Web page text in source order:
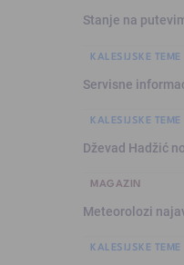
Stanje na
KALESIJSKE TEME
Servisne
KALESIJSKE TEME
Dževad Hadžić
MAGAZIN
Meteorolozi
KALESIJSKE TEME